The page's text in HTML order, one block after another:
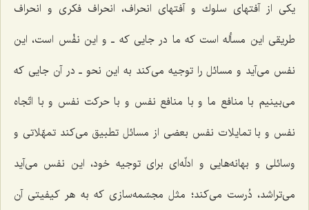
یكی از آفتهای سلوك و آفتهای انحراف، انحراف فكری و انحراف
طریقی این مسأله است كه ما در جایی كه ـ و این نفْس است، این
نفس می‌آید و مسائل را توجیه می‌كند به این نحو ـ در آن جایی كه
می‌بینیم با منافع ما و با منافع نفس و با حركت نفس و با اتّجاه
نفس و با تمایلات نفس بعضی از مسائل تطبیق می‌كند تمهّلاتی و
وسائلی و بهانه‌هایی و ادلّه‌ای برای توجیه خود، این نفس می‌آید
می‌تراشد، دُرست می‌كند؛ مثل مجسّمه‌سازی كه به هر كیفیتی آن